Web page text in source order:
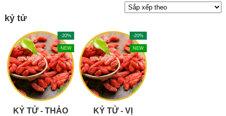
kỷ tử
-20%
NEW
KỶ TỬ - THẢO
-20%
NEW
KỶ TỬ - VỊ